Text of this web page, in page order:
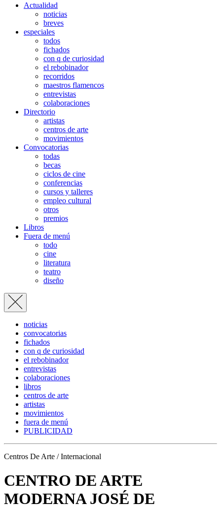
Actualidad
noticias
breves
especiales
todos
fichados
con q de curiosidad
el rebobinador
recorridos
maestros flamencos
entrevistas
colaboraciones
Directorio
artistas
centros de arte
movimientos
Convocatorias
todas
becas
ciclos de cine
conferencias
cursos y talleres
empleo cultural
otros
premios
Libros
Fuera de menú
todo
cine
literatura
teatro
diseño
noticias
convocatorias
fichados
con q de curiosidad
el rebobinador
entrevistas
colaboraciones
libros
centros de arte
artistas
movimientos
fuera de menú
PUBLICIDAD
Centros De Arte / Internacional
CENTRO DE ARTE
MODERNA JOSÉ DE